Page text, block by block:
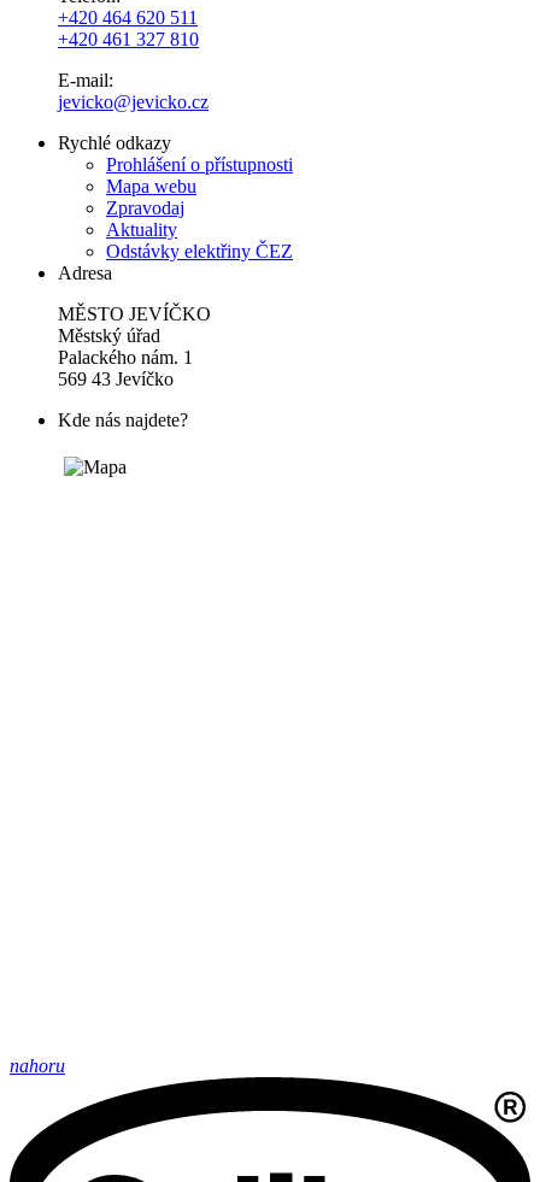
+420 464 620 511
+420 461 327 810
E-mail:
jevicko@jevicko.cz
Rychlé odkazy
Prohlášení o přístupnosti
Mapa webu
Zpravodaj
Aktuality
Odstávky elektřiny ČEZ
Adresa
MĚSTO JEVÍČKO
Městský úřad
Palackého nám. 1
569 43 Jevíčko
Kde nás najdete?
nahoru